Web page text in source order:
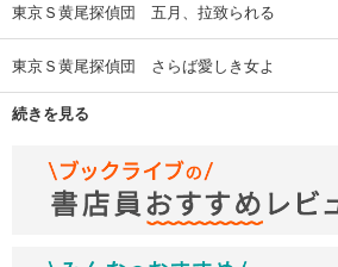
東京Ｓ黄尾探偵団 五月、拉致られる
東京Ｓ黄尾探偵団 さらば愛しき女よ
東京Ｓ黄尾探偵団 羊たちの祭壇
東京Ｓ黄尾探偵団 竹林温泉殺人事件
東京Ｓ黄尾探偵団 時計台の首縊りの鐘
続きを見る